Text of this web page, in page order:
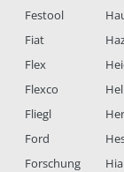
Festool
Fiat
Flex
Flexco
Fliegl
Ford
Forschung